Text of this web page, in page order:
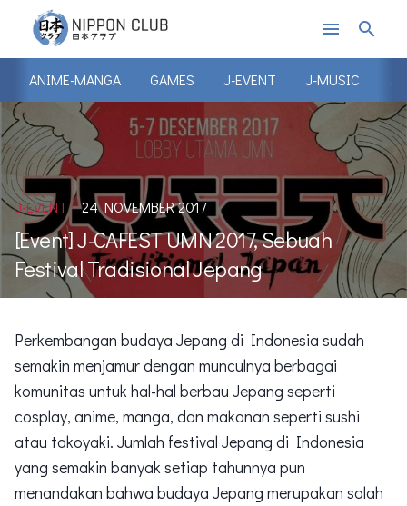
menu search
ANIME-MANGA GAMES J-EVENT J-MUSIC J-
J-EVENT 24 NOVEMBER 2017
[Event] J-CAFEST UMN 2017, Sebuah
Festival Tradisional Jepang
Perkembangan budaya Jepang di Indonesia sudah
semakin menjamur dengan munculnya berbagai
komunitas untuk hal-hal berbau Jepang seperti
cosplay, anime, manga, dan makanan seperti sushi
atau takoyaki. Jumlah festival Jepang di Indonesia
yang semakin banyak setiap tahunnya pun
menandakan bahwa budaya Jepang merupakan salah